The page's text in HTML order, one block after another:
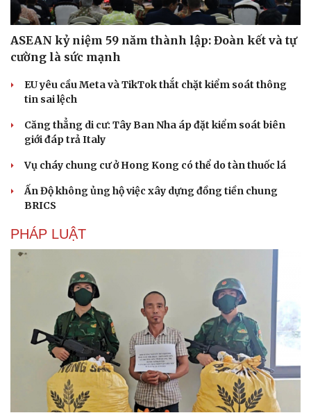
ASEAN kỷ niệm 59 năm thành lập: Đoàn kết và tự
cường là sức mạnh
EU yêu cầu Meta và TikTok thắt chặt kiểm soát thông
tin sai lệch
Căng thẳng di cư: Tây Ban Nha áp đặt kiểm soát biên
giới đáp trả Italy
Vụ cháy chung cư ở Hong Kong có thể do tàn thuốc lá
Ấn Độ không ủng hộ việc xây dựng đồng tiền chung
BRICS
PHÁP LUẬT